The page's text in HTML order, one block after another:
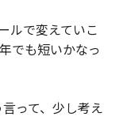
ルで変えていこ
でも短いかなっ
って、少し考え